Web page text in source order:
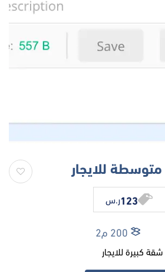
للايجار
123ر.س
200 م2
شقة كبيرة للايجار